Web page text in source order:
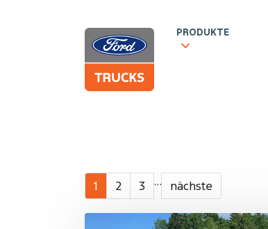
Zum Hauptinhalt springen
PRODUKTE
1 2 3 … nächste